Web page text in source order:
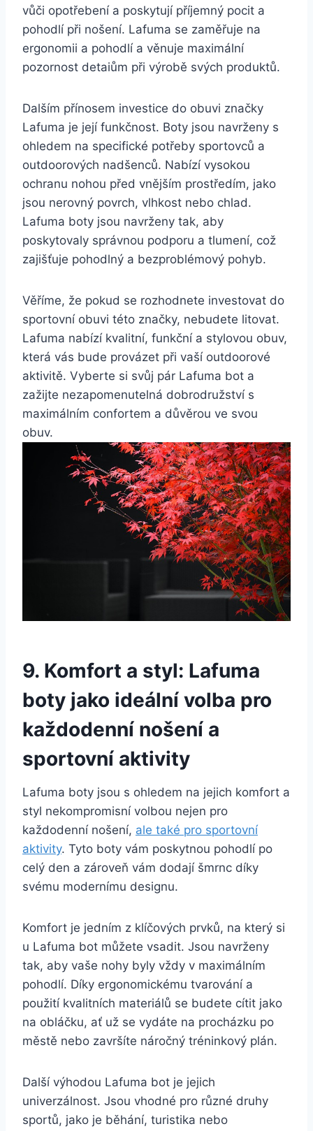
vůči opotřebení a​ poskytují příjemný pocit a
pohodlí při nošení. Lafuma se zaměřuje na
ergonomii a pohodlí a věnuje maximální
⁤pozornost detaiům při ‍výrobě svých produktů.
Dalším⁢ přínosem ⁤investice do obuvi značky
Lafuma⁣ je její funkčnost. Boty jsou navrženy ‍s
ohledem na specifické potřeby ‌sportovců ⁣a
outdoorových nadšenců. Nabízí vysokou
ochranu nohou před vnějším prostředím, jako
jsou nerovný povrch, vlhkost nebo chlad.
Lafuma boty jsou⁤ navrženy tak, aby
poskytovaly správnou⁢ podporu a tlumení, což
zajišťuje pohodlný a bezproblémový pohyb.
Věříme,⁤ že pokud se rozhodnete investovat do​
sportovní obuvi této značky,⁢ nebudete litovat.
Lafuma nabízí kvalitní, funkční a stylovou ⁣obuv,⁤
která ⁢vás bude ⁣provázet‍ při vaší outdoorové
aktivitě. Vyberte si ‌svůj pár Lafuma ​bot⁤ a
zažijte nezapomenutelná dobrodružství ​s
maximálním confortem a ⁤důvěrou ve svou⁤
obuv.
9. Komfort a styl: Lafuma ​
boty jako ideální volba pro
každodenní ‌nošení a
sportovní aktivity
Lafuma boty jsou s ohledem na jejich komfort a⁣
styl nekompromisní ​volbou‍ nejen⁣ pro
každodenní‌ nošení,⁤ ale také pro sportovní
aktivity. Tyto boty vám⁢ poskytnou pohodlí‍ po
celý den a zároveň vám‌ dodají ‍šmrnc díky
svému modernímu designu.
Komfort je‌ jedním z klíčových prvků, na který si
u Lafuma bot​ můžete vsadit. Jsou navrženy
tak, aby vaše nohy byly vždy v maximálním
pohodlí. Díky ergonomickému tvarování ⁢a
použití kvalitních materiálů se budete cítit jako
na obláčku, ať už se vydáte na procházku po
městě nebo završíte ⁣náročný tréninkový plán.
Další výhodou Lafuma bot je jejich
univerzálnost. ⁣Jsou vhodné pro různé⁢ druhy
sportů, jako je běhání, turistika nebo